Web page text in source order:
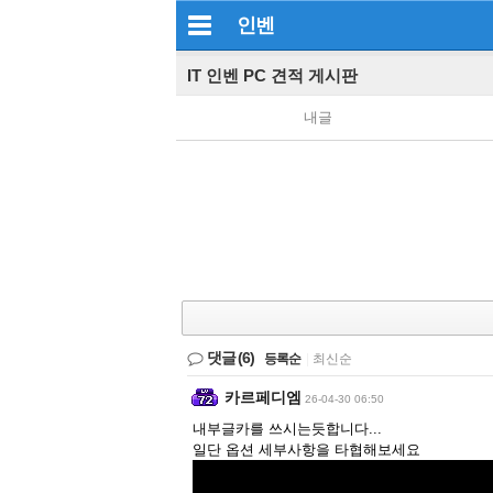
인벤
IT 인벤 PC 견적 게시판
내글
댓글(6) 등록순 최신순
카르페디엠 26-04-30 06:50
내부글카를 쓰시는듯합니다...
일단 옵션 세부사항을 타협해보세요